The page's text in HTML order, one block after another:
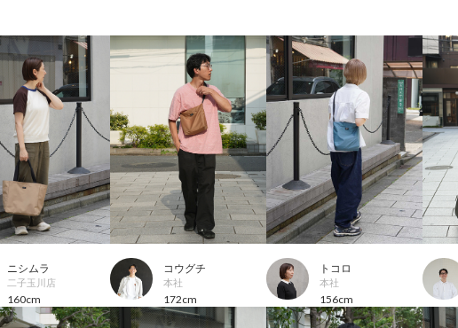
ニシムラ
二子玉川店
160cm
コウグチ
本社
172cm
トコロ
本社
156cm